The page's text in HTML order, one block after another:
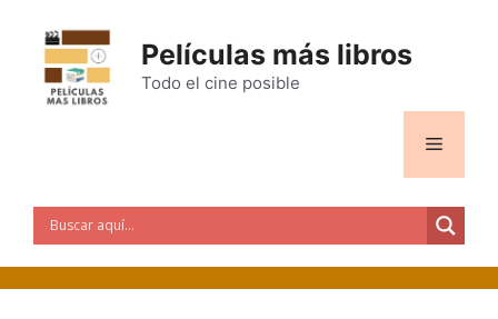
contenido
Películas más libros
Todo el cine posible
Menú